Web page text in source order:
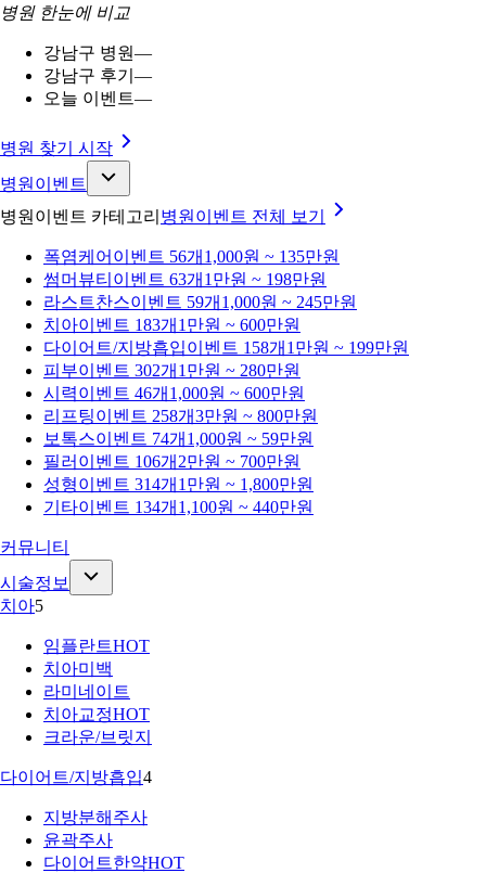
병원 한눈에 비교
강남구 병원—
강남구 후기 —
오늘 이벤트—
병원 찾기 시작
병원이벤트
병원이벤트 카테고리 병원이벤트 전체 보기
폭염케어 이벤트 56개 1,000원 ~ 135만원
썸머뷰티 이벤트 63개 1만원 ~ 198만원
라스트찬스이벤트 59개 1,000원 ~ 245만원
치아이벤트 183개 1만원 ~ 600만원
다이어트/지방흡입이벤트 158개 1만원 ~ 199만원
피부이벤트 302개 1만원 ~ 280만원
시력이벤트 46개 1,000원 ~ 600만원
리프팅이벤트 258개3만원 ~ 800만원
보톡스이벤트 74개 1,000원 ~ 59만원
필러 이벤트 106개 2만원 ~ 700만원
성형이벤트 314개 1만원 ~ 1,800만원
기타이벤트 134개 1,100원 ~ 440만원
커뮤니티
시술정보
치아5
임플란트HOT
치아미백
라미네이트
치아교정HOT
크라운/브릿지
다이어트/지방흡입4
지방분해주사
윤곽주사
다이어트한약HOT